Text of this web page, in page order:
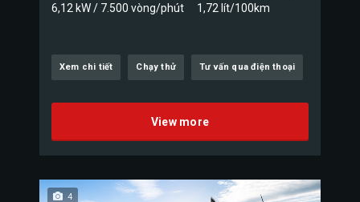
6,12 kW / 7.500 vòng/phút 1,72 lít/100km
Xem chi tiết Chạy thử Tư vấn qua điện thoại
View more
4